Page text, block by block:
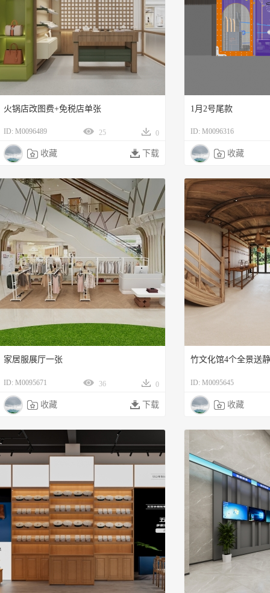
火锅店改图费+免税店单张
ID: M0096489 25 0
 收藏  下载
1月2号尾款
ID: M0096316
 收藏
家居服展厅一张
ID: M0095671 36 0
 收藏  下载
竹文化馆4个全景送
ID: M0095645
 收藏